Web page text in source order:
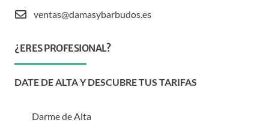
ventas@damasybarbudos.es
¿ERES PROFESIONAL?
DATE DE ALTA Y DESCUBRE TUS TARIFAS
Darme de Alta